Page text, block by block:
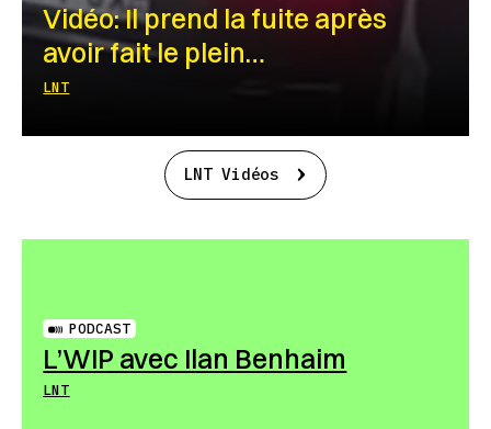
Vidéo: Il prend la fuite après
avoir fait le plein…
LNT
LNT Vidéos
PODCAST
L’WIP avec Ilan Benhaim
LNT